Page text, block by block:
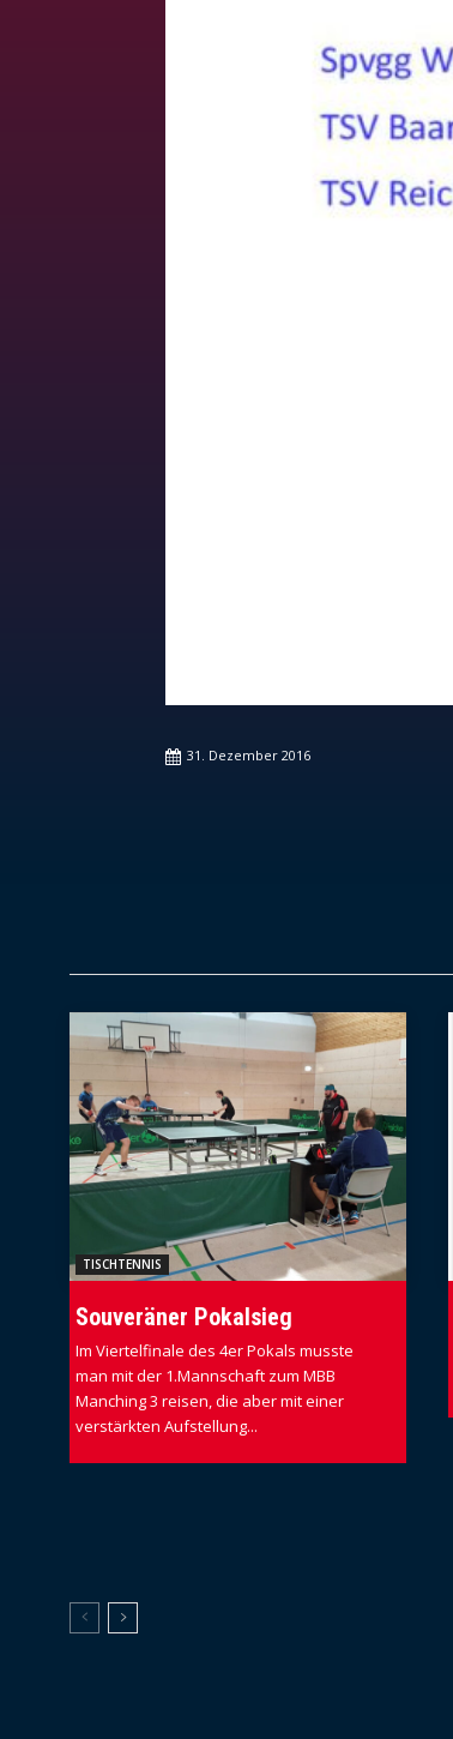
31. Dezember 2016
TISCHTENNIS
Souveräner Pokalsieg
Im Viertelfinale des 4er Pokals musste
man mit der 1.Mannschaft zum MBB
Manching 3 reisen, die aber mit einer
verstärkten Aufstellung...